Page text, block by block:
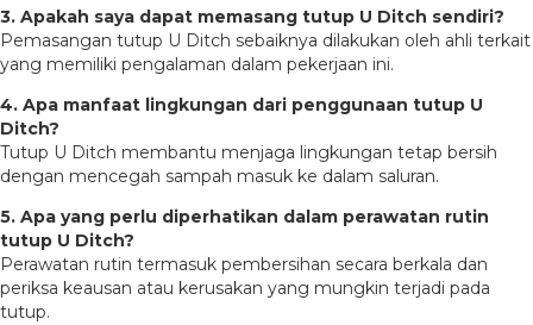
3. Apakah saya dapat memasang tutup U Ditch sendiri?
Pemasangan tutup U Ditch sebaiknya dilakukan oleh ahli terkait
yang memiliki pengalaman dalam pekerjaan ini.
4. Apa manfaat lingkungan dari penggunaan tutup U
Ditch?
Tutup U Ditch membantu menjaga lingkungan tetap bersih
dengan mencegah sampah masuk ke dalam saluran.
5. Apa yang perlu diperhatikan dalam perawatan rutin
tutup U Ditch?
Perawatan rutin termasuk pembersihan secara berkala dan
periksa keausan atau kerusakan yang mungkin terjadi pada
tutup.